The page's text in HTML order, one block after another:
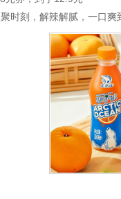
时刻，解辣解腻，一口爽